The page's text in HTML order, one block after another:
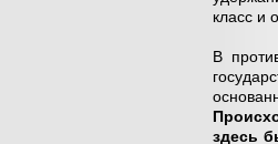
класс и
В
здесь